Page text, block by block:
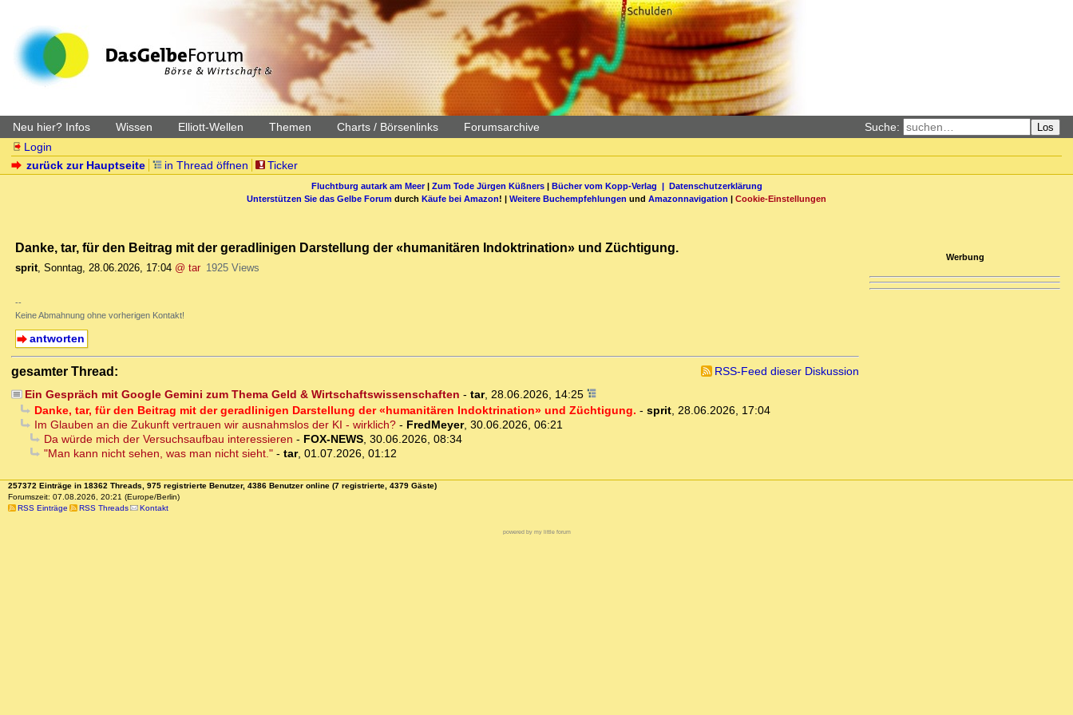
Neu hier? Infos Wissen Elliott-Wellen Themen Charts / Börsenlinks Forumsarchive Suche: Los
Login
zurück zur Hauptseite
in Thread öffnen Ticker
Fluchtburg autark am Meer| Zum Tode Jürgen Küßners| Bücher vom Kopp-Verlag | Datenschutzerklärung
Unterstützen Sie das Gelbe Forum durch Käufe bei Amazon! | Weitere Buchempfehlungen und Amazonnavigation | Cookie-Einstellungen
Danke, tar, für den Beitrag mit der geradlinigen Darstellung der «humanitären Indoktrination» und Züchtigung.
sprit, Sonntag, 28.06.2026, 17:04 @ tar 1925 Views
--
Keine Abmahnung ohne vorherigen Kontakt!
antworten
gesamter Thread:
RSS-Feed dieser Diskussion
Ein Gespräch mit Google Gemini zum Thema Geld & Wirtschaftswissenschaften - tar, 28.06.2026, 14:25
Danke, tar, für den Beitrag mit der geradlinigen Darstellung der «humanitären Indoktrination» und Züchtigung. - sprit, 28.06.2026, 17:04
Im Glauben an die Zukunft vertrauen wir ausnahmslos der KI - wirklich?- FredMeyer, 30.06.2026, 06:21
Da würde mich der Versuchsaufbau interessieren - FOX-NEWS, 30.06.2026, 08:34
"Man kann nicht sehen, was man nicht sieht."- tar, 01.07.2026, 01:12
Werbung
257372 Einträge in 18362 Threads, 975 registrierte Benutzer, 4386 Benutzer online (7 registrierte, 4379 Gäste)
Forumszeit: 07.08.2026, 20:21 (Europe/Berlin)
RSS Einträge
RSS Threads Kontakt
powered by my little forum